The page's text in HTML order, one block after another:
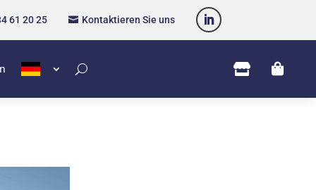
61 20 25  Kontaktieren Sie uns
 